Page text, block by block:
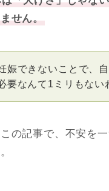
せん。
娠できないことで、
要なんて1ミリもない
の記事で、不安を